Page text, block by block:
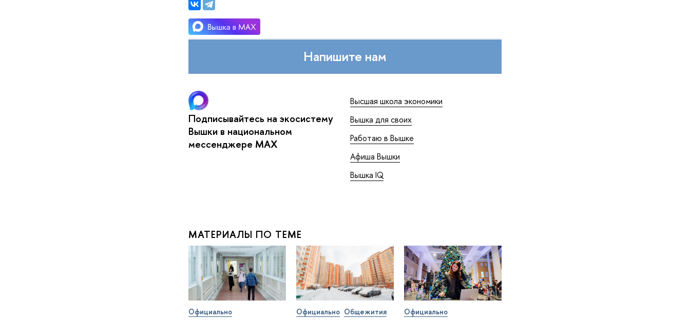
Напишите нам
Подписывайтесь на экосистему
Вышки в национальном
мессенджере MAX
Высшая школа экономики
Вышка для своих
Работаю в Вышке
Афиша Вышки
Вышка IQ
МАТЕРИАЛЫ ПО ТЕМЕ
Официально Официально Общежития Официально